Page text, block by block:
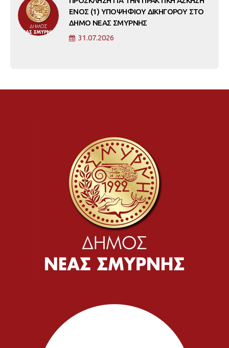
ΕΝΟΣ (1) ΥΠΟΨΗΦΙΟΥ ΔΙΚΗΓΟΡΟΥ ΣΤΟ
ΔΗΜΟ ΝΕΑΣ ΣΜΥΡΝΗΣ
31.07.2026